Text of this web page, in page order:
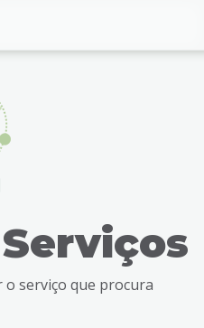
serviço que procura